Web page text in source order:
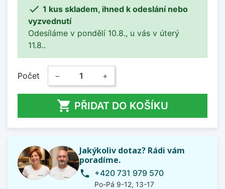
 1 kus skladem, ihned k odeslání nebo
vyzvednutí
Odesíláme v pondělí 10.8., u vás v úterý
11.8..
Počet − +
 PŘIDAT DO KOŠÍKU
Jakýkoliv dotaz? Rádi vám
poradíme.
phone +420 731 979 570
Po-Pá 9-12, 13-17